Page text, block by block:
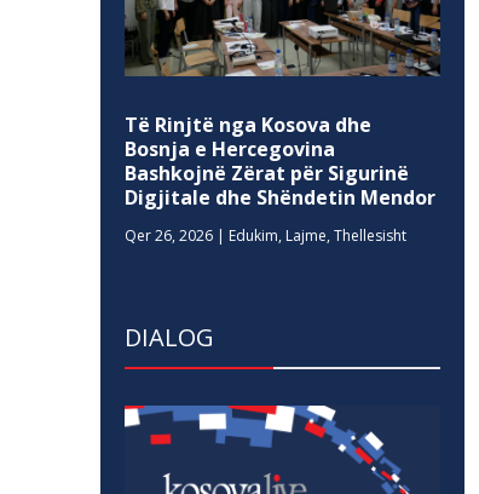
Të Rinjtë nga Kosova dhe
Bosnja e Hercegovina
Bashkojnë Zërat për Sigurinë
Digjitale dhe Shëndetin Mendor
Qer 26, 2026 | Edukim, Lajme,Thellesisht
DIALOG